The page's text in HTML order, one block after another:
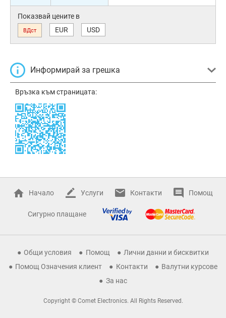
Показвай цените в
ВДст EUR USD
Информирай за грешка
Връзка към страницата:
Начало Услуги Контакти Помощ
Сигурно плащане
Общи условия Помощ
Лични данни и бисквитки
Помощ Означения клиент
Контакти
Валутни курсове
За нас
Copyright © Comet Electronics. All Rights Reserved.